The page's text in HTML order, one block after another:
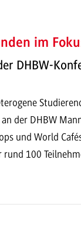
im
DHBW-
der DHBW
und World
rund 100